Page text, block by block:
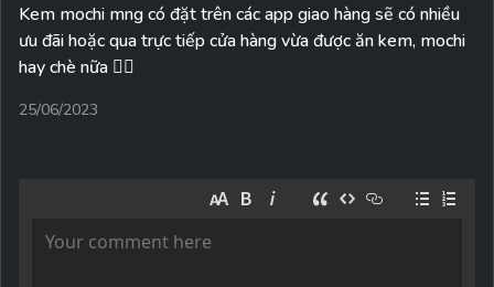
Kem mochi mng có đặt trên các app giao hàng sẽ có nhiều
ưu đãi hoặc qua trực tiếp cửa hàng vừa được ăn kem, mochi
hay chè nữa 👍🏻
25/06/2023